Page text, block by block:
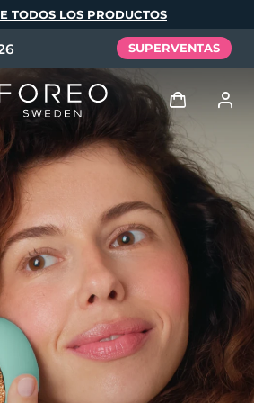
TODOS LOS PRODUCTOS
SUPERVENTAS
Iniciar sesión
Perfil de usuario
Mis dispositivos
Mis pedidos
Mis direcciones
Mis suscripciones
Tech Elixir
Set
Español
Português
Русский
体中文 繁體中文